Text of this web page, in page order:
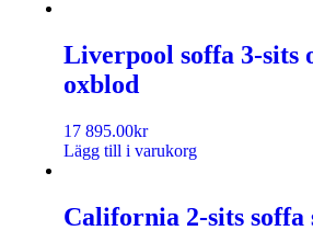
Liverpool soffa 3-sits
oxblod
17 895.00kr
Lägg till i varukorg
California 2-sits soffa